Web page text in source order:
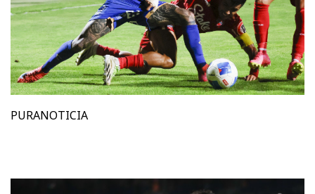
PURANOTICIA